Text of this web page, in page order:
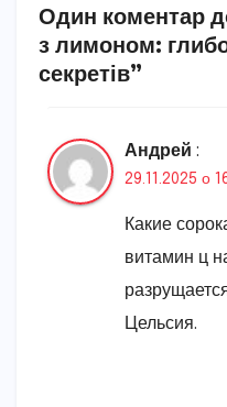
Один коментар
з лимоном:
секретів”
Андрей :
29.11.2025 о
Какие
витамин ц
Цельсия.